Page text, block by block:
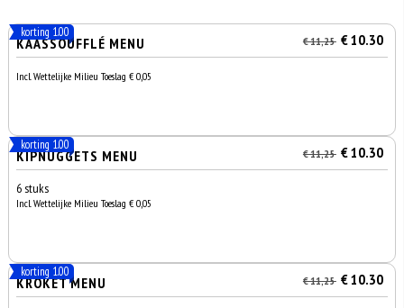
korting 1.00
KAASSOUFFLÉ MENU € 11,25 € 10.30
Incl. Wettelijke Milieu Toeslag € 0,05
korting 1.00
KIPNUGGETS MENU € 11,25 € 10.30
6 stuks
Incl. Wettelijke Milieu Toeslag € 0,05
korting 1.00
KROKET MENU € 11,25 € 10.30